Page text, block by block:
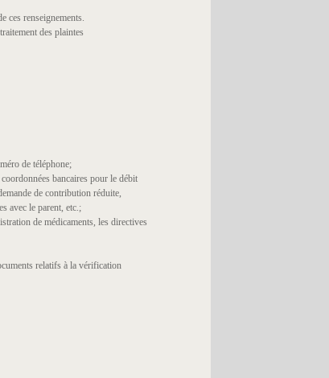
ces renseignements.
des plaintes
de téléphone;
bancaires pour le débit
de contribution réduite,
avec le parent, etc.;
de médicaments, les directives
relatifs à la vérification